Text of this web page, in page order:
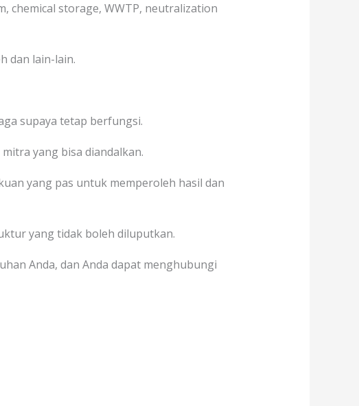
chemical storage, WWTP, neutralization
dan lain-lain.
supaya tetap berfungsi.
yang bisa diandalkan.
yang pas untuk memperoleh hasil dan
yang tidak boleh diluputkan.
Anda, dan Anda dapat menghubungi